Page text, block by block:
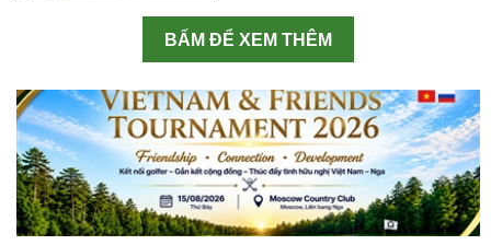
BẤM ĐỂ XEM THÊM